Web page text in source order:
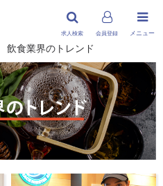
メニュー
会員登録
求人検索
飲食業界のトレンド